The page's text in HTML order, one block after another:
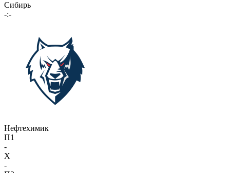
Сибирь
-:-
Нефтехимик
П1
-
X
-